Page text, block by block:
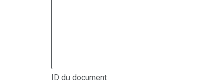
ID du document